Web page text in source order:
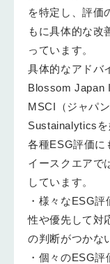
を特定し、評価
もに具体的な改
っています。
具体的なアドバ
Blossom Japan
MSCI（ジャパ
Sustainalyticsを
各種ESG評価に
イースクエアで
しています。
・様々なESG
性や優先して対
の判断がつかな
・個々のESG